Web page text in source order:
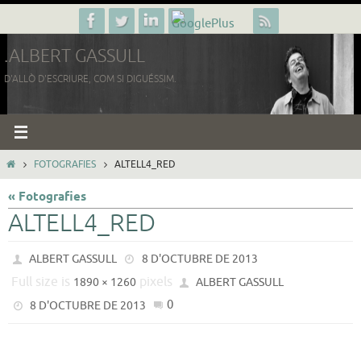
to
content
.ALBERT GASSULL
D'ALLÒ D'ESCRIURE, COM SI DIGUÉSSIM.
HOMEFOTOGRAFIES ALTELL4_RED
« Fotografies
ALTELL4_RED
ALBERT GASSULL 8 D'OCTUBRE DE 2013
Full size is 1890 × 1260 pixels
ALBERT GASSULL
8 D'OCTUBRE DE 2013
0